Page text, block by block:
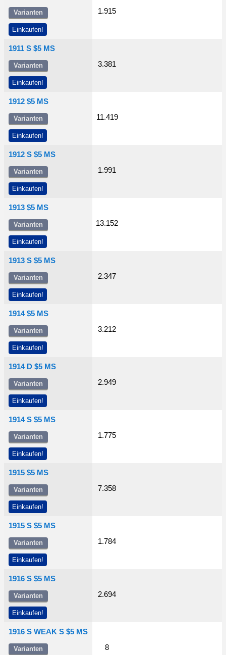
Varianten
Einkaufen!
1911 S $5 MS
Varianten
Einkaufen!
1912 $5 MS
Varianten
Einkaufen!
1912 S $5 MS
Varianten
Einkaufen!
1913 $5 MS
Varianten
Einkaufen!
1913 S $5 MS
Varianten
Einkaufen!
1914 $5 MS
Varianten
Einkaufen!
1914 D $5 MS
Varianten
Einkaufen!
1914 S $5 MS
Varianten
Einkaufen!
1915 $5 MS
Varianten
Einkaufen!
1915 S $5 MS
Varianten
Einkaufen!
1916 S $5 MS
Varianten
Einkaufen!
1916 S WEAK S $5 MS
Varianten
1.915
3.381
11.419
1.991
13.152
2.347
3.212
2.949
1.775
7.358
1.784
2.694
8